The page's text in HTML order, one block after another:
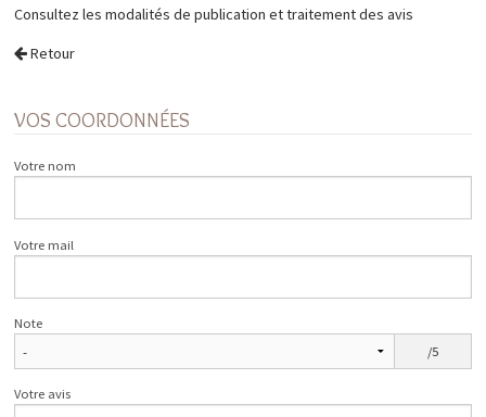
Consultez lesmodalités de publication et traitement des avis
Retour
VOS COORDONNÉES
Votre nom
Votre mail
Note
/5
Votre avis